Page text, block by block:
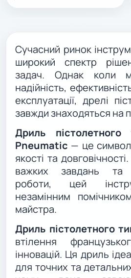
Сучасний ринок
широкий спектр
задач. Однак коли
надійність,
експлуатації, дрелі
завжди знаходяться на
Дриль
Pneumatic — це
якості та
важких завдань та
роботи, цей
незамінним
майстра.
Дриль пістолетного
втілення
інновацій. Ця дриль
для точних та